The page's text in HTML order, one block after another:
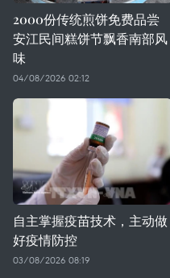
2000份传统煎饼免费品尝
安江民间糕饼节飘香南部风
味
04/08/2026 02:12
自主掌握疫苗技术，主动做
好疫情防控
03/08/2026 08:19